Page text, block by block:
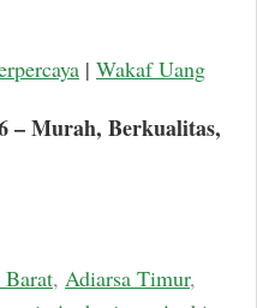
| Wakaf Uang
– Murah, Berkualitas,
Barat, Adiarsa Timur,